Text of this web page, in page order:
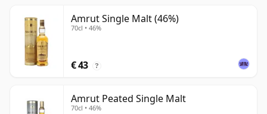
Amrut Single Malt (46%)
70cl • 46%
€ 43 ?
Amrut Peated Single Malt
70cl • 46%